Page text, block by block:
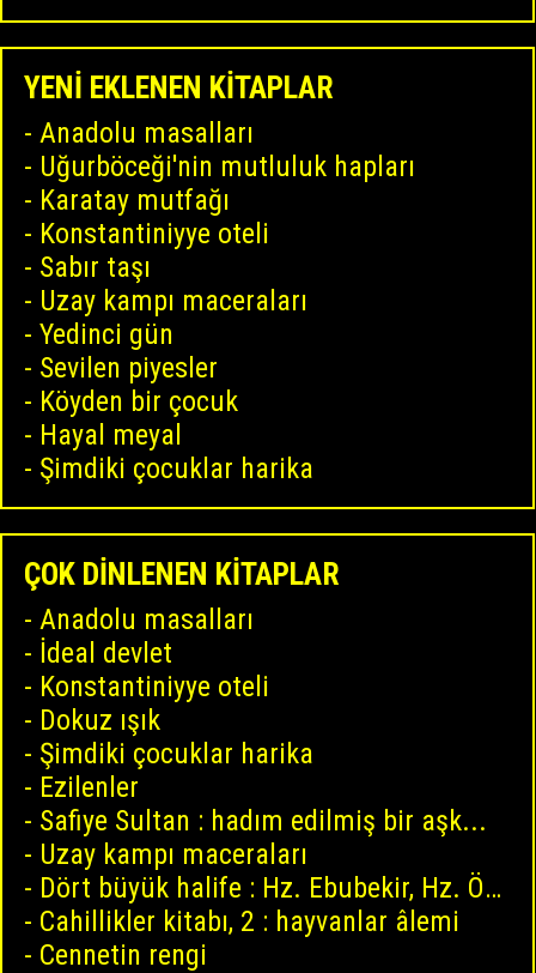
YENİ EKLENEN KİTAPLAR
Anadolu masalları
Uğurböceği'nin mutluluk hapları
Karatay mutfağı
Konstantiniyye oteli
Sabır taşı
Uzay kampı maceraları
Yedinci gün
Sevilen piyesler
Köyden bir çocuk
Hayal meyal
Şimdiki çocuklar harika
ÇOK DİNLENEN KİTAPLAR
Anadolu masalları
İdeal devlet
Konstantiniyye oteli
Dokuz ışık
Şimdiki çocuklar harika
Ezilenler
Safiye Sultan : hadım edilmiş bir aşk...
Uzay kampı maceraları
Dört büyük halife : Hz. Ebubekir, Hz. Ömer, Hz. Osman, Hz. Ali
Cahillikler kitabı, 2 : hayvanlar âlemi
Cennetin rengi